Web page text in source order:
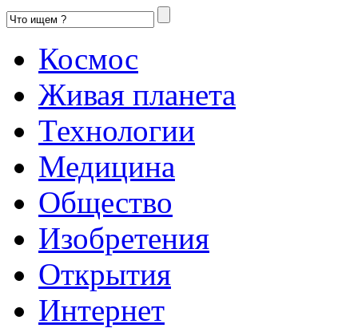
Космос
Живая планета
Технологии
Медицина
Общество
Изобретения
Открытия
Интернет